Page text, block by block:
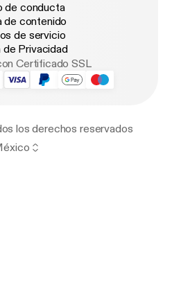
de conducta
de contenido
de servicio
de Privacidad
Certificado SSL
los derechos reservados